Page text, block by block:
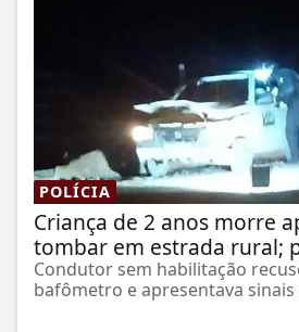
POLÍCIA
Criança de 2 anos morre
tombar em estrada rural;
Condutor sem habilitação
bafômetro e apresentava sinais